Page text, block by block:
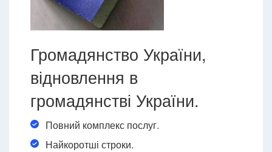
Громадянство України,
відновлення в
громадянстві України.
Повний комплекс послуг.
Найкоротші строки.